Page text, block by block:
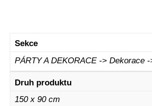
Sekce
PÁRTY A DEKORACE -> Dekorace
Druh produktu
150 x 90 cm